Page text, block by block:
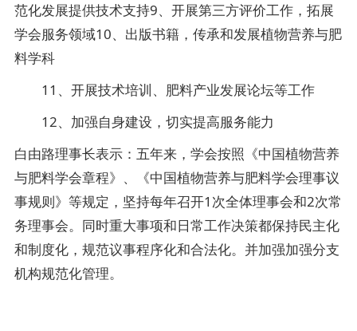
范化发展提供技术支持9、开展第三方评价工作，拓展
学会服务领域10、出版书籍，传承和发展植物营养与肥
料学科
11、开展技术培训、肥料产业发展论坛等工作
12、加强自身建设，切实提高服务能力
白由路理事长表示：五年来，学会按照《中国植物营养
与肥料学会章程》、《中国植物营养与肥料学会理事议
事规则》等规定，坚持每年召开1次全体理事会和2次常
务理事会。同时重大事项和日常工作决策都保持民主化
和制度化，规范议事程序化和合法化。并加强加强分支
机构规范化管理。